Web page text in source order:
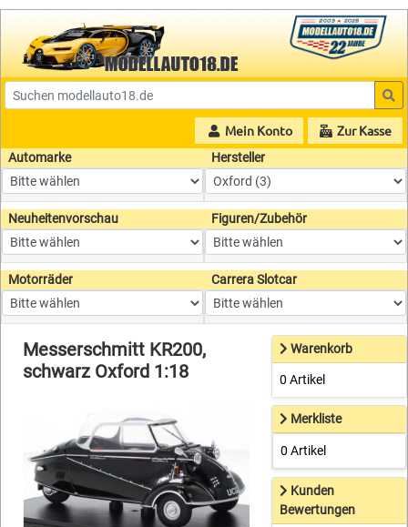
Mein Konto Zur Kasse
Automarke Hersteller
Neuheitenvorschau Figuren/Zubehör
Motorräder Carrera Slotcar
Messerschmitt KR200,
schwarz Oxford 1:18
Warenkorb
0 Artikel
Merkliste
0 Artikel
Kunden
Bewertungen